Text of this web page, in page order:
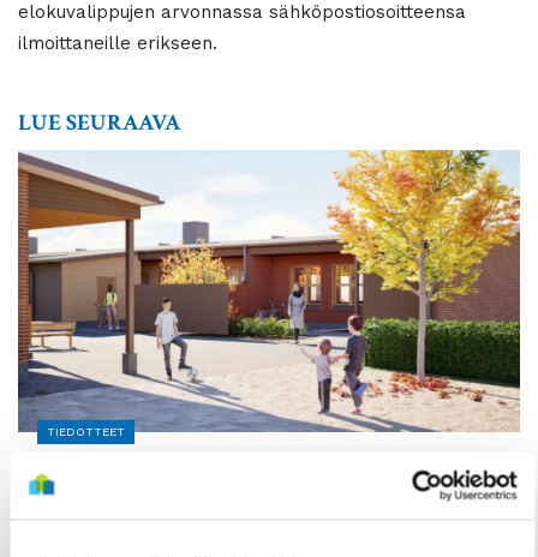
elokuvalippujen arvonnassa sähköpostiosoitteensa
ilmoittaneille erikseen.
LUE SEURAAVA
TIEDOTTEET
Kuivasjärvelle valmistumassa uusia